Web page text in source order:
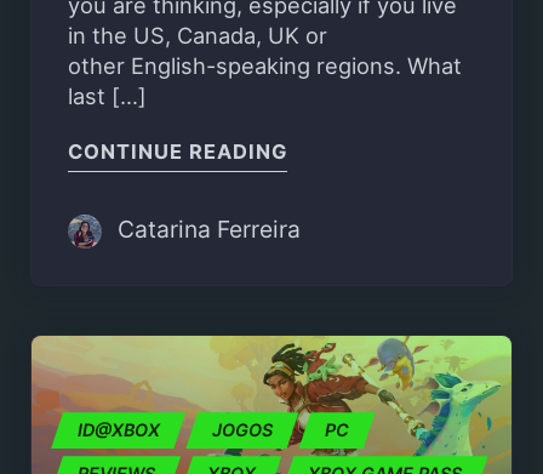
in the US, Canada, UK or
other English-speaking regions. What
last […]
CONTINUE READING
Catarina Ferreira
ID@XBOX JOGOS PC